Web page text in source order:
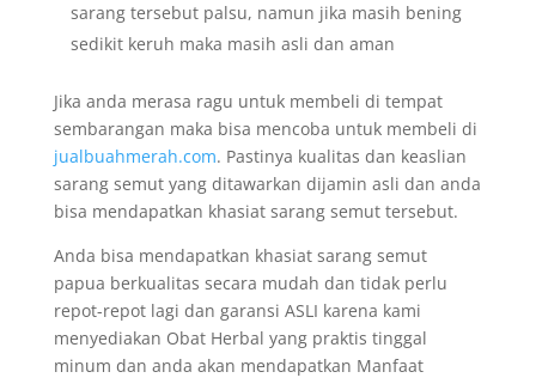
sarang tersebut palsu, namun jika masih bening
sedikit keruh maka masih asli dan aman
Jika anda merasa ragu untuk membeli di tempat
sembarangan maka bisa mencoba untuk membeli di
jualbuahmerah.com. Pastinya kualitas dan keaslian
sarang semut yang ditawarkan dijamin asli dan anda
bisa mendapatkan khasiat sarang semut tersebut.
Anda bisa mendapatkan khasiat sarang semut
papua berkualitas secara mudah dan tidak perlu
repot-repot lagi dan garansi ASLI karena kami
menyediakan Obat Herbal yang praktis tinggal
minum dan anda akan mendapatkan Manfaat